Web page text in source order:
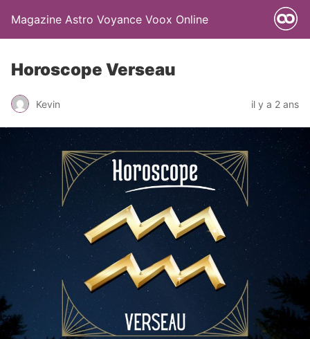
Magazine Astro Voyance Voox Online
Horoscope Verseau
Kevin il y a 2 ans